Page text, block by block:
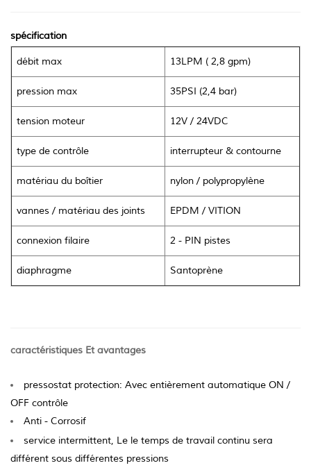
spécification
débit max 13LPM ( 2,8 gpm)
pression max 35PSI (2,4 bar)
tension moteur 12V / 24VDC
type de contrôle interrupteur & contourne
matériau du boîtier nylon / polypropylène
vannes / matériau des joints EPDM / VITION
connexion filaire 2 - PIN pistes
diaphragme Santoprène
caractéristiques Et avantages
pressostat protection: Avec entièrement automatique ON /
OFF contrôle
Anti - Corrosif
service intermittent, Le le temps de travail continu sera
différent sous différentes pressions